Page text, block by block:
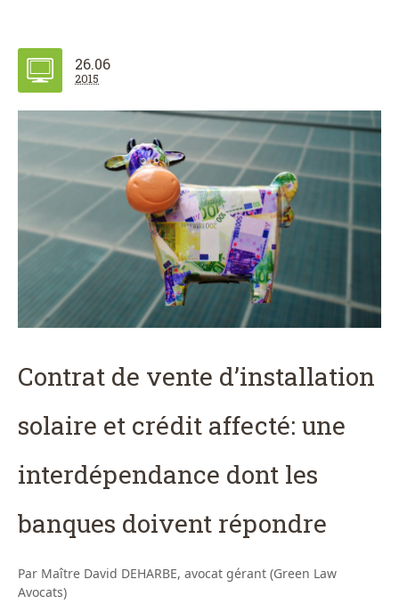
26.06
2015
Contrat de vente d’installation
solaire et crédit affecté: une
interdépendance dont les
banques doivent répondre
Par Maître David DEHARBE, avocat gérant (Green Law
Avocats)